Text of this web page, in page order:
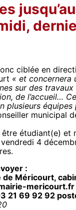
ciblée en
« et concernera
sur des travaux
de l’accueil… Ce
plusieurs
municipal
étudiant(e)
4
:
de Méricourt,
mericourt.fr
21 69 92 92